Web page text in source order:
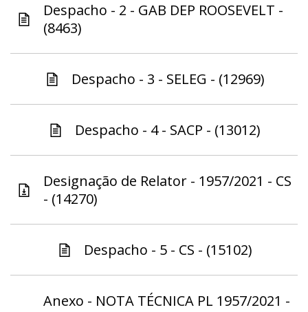
Despacho - 2 - GAB DEP ROOSEVELT -
(8463)
Despacho - 3 - SELEG - (12969)
Despacho - 4 - SACP - (13012)
Designação de Relator - 1957/2021 - CS
- (14270)
Despacho - 5 - CS - (15102)
Anexo - NOTA TÉCNICA PL 1957/2021 -